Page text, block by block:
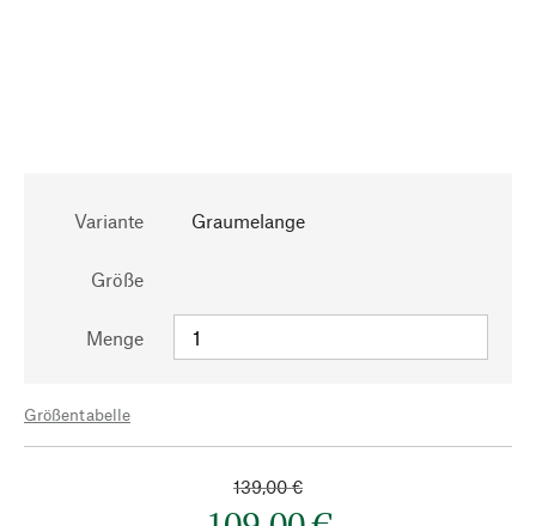
Variante Graumelange
Größe
Menge
Größentabelle
139,00 €